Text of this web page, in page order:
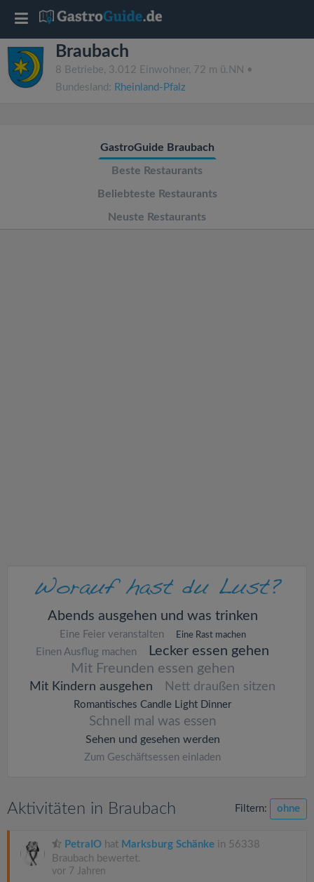
Braubach
8 Betriebe, 3.012 Einwohner, 72 m ü.NN •
Bundesland: Rheinland-Pfalz
GastroGuide Braubach
Beste Restaurants
Beliebteste Restaurants
Neuste Restaurants
Abends ausgehen und was trinken
Eine Feier veranstalten Eine Rast machen
Einen Ausflug machen
Lecker essen gehen
Mit Freunden essen gehen
Mit Kindern ausgehen Nett draußen sitzen
Romantisches Candle Light Dinner
Schnell mal was essen
Sehen und gesehen werden
Zum Geschäftsessen einladen
Aktivitäten in Braubach Filtern: ohne
PetraIO hat Marksburg Schänke in 56338
Braubach bewertet.
vor 7 Jahren
T
o